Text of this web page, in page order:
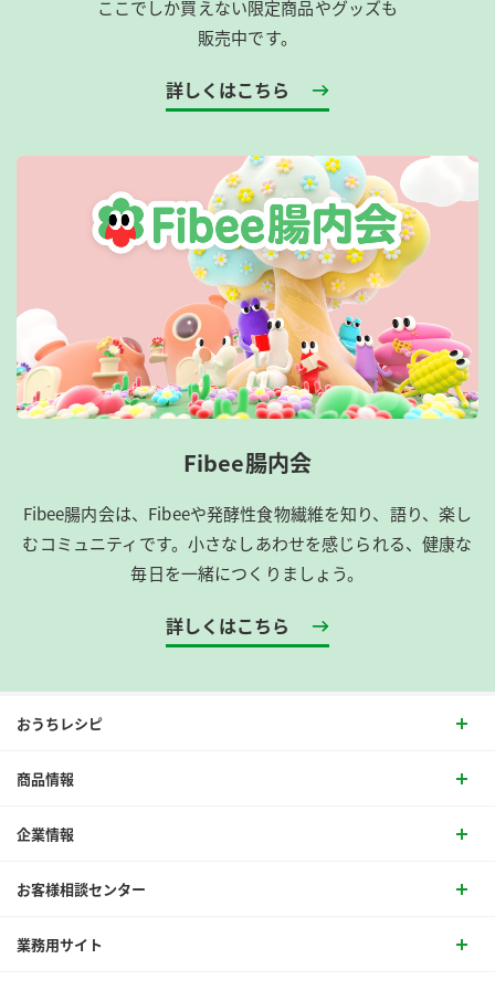
ここでしか買えない限定商品やグッズも
販売中です。
詳しくはこちら
Fibee腸内会
Fibee腸内会は、​Fibeeや発酵性食物繊維を知り、語り、楽し
むコミュニティです。​小さなしあわせを感じられる、健康な
毎日を一緒につくりましょう。
詳しくはこちら
おうちレシピ
商品情報
企業情報
お客様相談センター
業務用サイト